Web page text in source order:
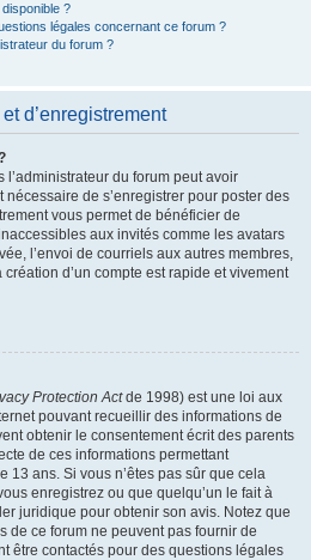
?
légales concernant ce forum ?
du forum ?
d’enregistrement
du forum peut avoir
nécessaire de s’enregistrer pour poster des
vous permet de bénéficier de
aux invités comme les avatars
l’envoi de courriels aux autres membres,
création d’un compte est rapide et vivement
Protection Actde 1998) est une loi aux
pouvant recueillir des informations de
obtenir le consentement écrit des parents
de ces informations permettant
13 ans. Si vous n’êtes pas sûr que cela
enregistrez ou que quelqu’un le fait à
juridique pour obtenir son avis. Notez que
de ce forum ne peuvent pas fournir de
être contactés pour des questions légales